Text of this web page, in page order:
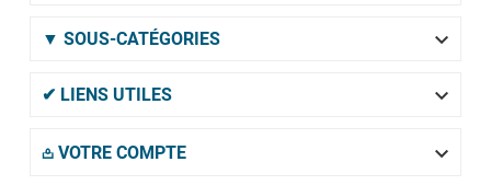
▼ SOUS-CATÉGORIES 
✔ LIENS UTILES 
𖡌 VOTRE COMPTE 